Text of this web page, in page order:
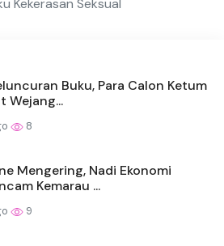
Kekerasan Seksual
Buku, Para Calon Ketum
Wejang...
8
Mengering, Nadi Ekonomi
Kemarau ...
9